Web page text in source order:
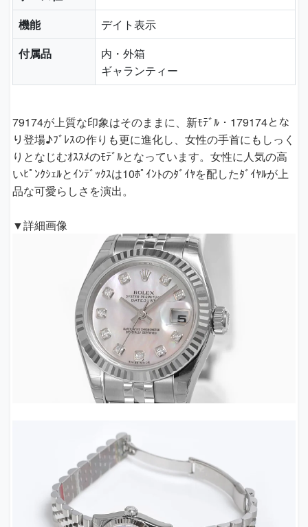
機能
デイト表示
付属品
内・外箱
ギャランティー
79174が上質な印象はそのままに、新ﾓﾃﾞﾙ・179174とな
り登場♪ﾌﾞﾚｽの作りも更に進化し、女性の手首にもしっく
りとなじむｵｽｽﾒのﾓﾃﾞﾙとなっています。女性に人気の高
いﾋﾟﾝｸｼｪﾙとｲﾝﾃﾞｯｸｽは10ﾎﾟｲﾝﾄのﾀﾞｲﾔを配したﾀﾞｲﾔﾙが上
品な可愛らしさを演出。
▼詳細画像